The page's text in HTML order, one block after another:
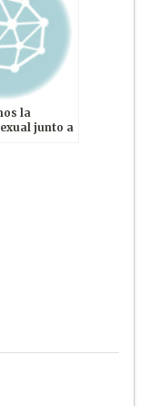
la
junto a